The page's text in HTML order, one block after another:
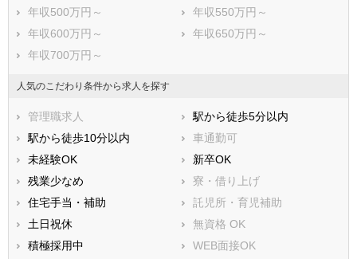
年収500万円～
年収550万円～
年収600万円～
年収650万円～
年収700万円～
人気のこだわり条件から求人を探す
管理職求人
駅から徒歩5分以内
駅から徒歩10分以内
車通勤可
未経験OK
新卒OK
残業少なめ
寮・借り上げ
住宅手当・補助
託児所・育児補助
土日祝休
無資格 OK
積極採用中
WEB面接OK